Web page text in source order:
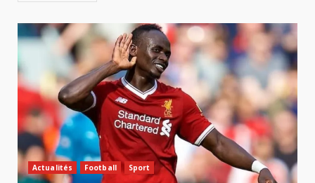
Actualités Football Sport